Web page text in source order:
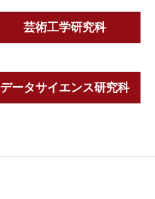
芸術工学研究科
データサイエンス研究科